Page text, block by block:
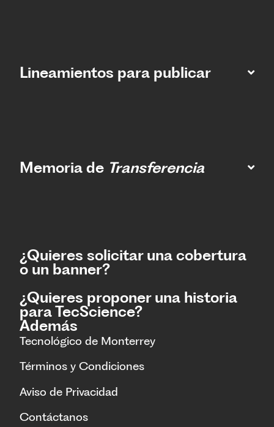
Lineamientos para publicar
Memoria de Transferencia
¿Quieres solicitar una cobertura
o un banner?
¿Quieres proponer una historia
para TecScience?
Además
Tecnológico de Monterrey
Términos y Condiciones
Aviso de Privacidad
Contáctanos